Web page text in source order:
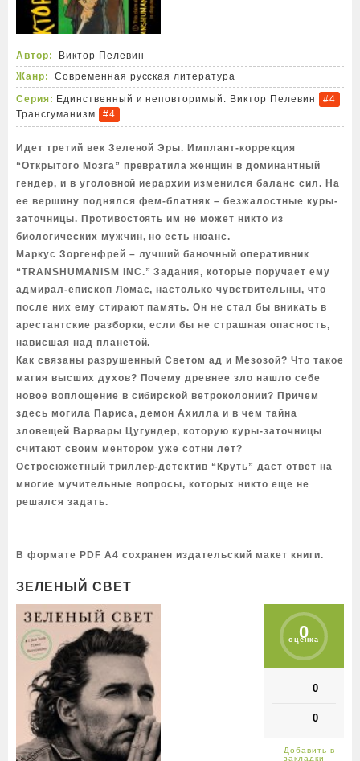
Автор:
Виктор Пелевин
Жанр:
Современная русская литература
Серия: Единственный и неповторимый. Виктор Пелевин
#4
Трансгуманизм
#4
Идет третий век Зеленой Эры. Имплант-коррекция
“Открытого Мозга” превратила женщин в доминантный
гендер, и в уголовной иерархии изменился баланс сил. На
ее вершину поднялся фем-блатняк – безжалостные куры-
заточницы. Противостоять им не может никто из
биологических мужчин, но есть нюанс.
Маркус Зоргенфрей – лучший баночный оперативник
“TRANSHUMANISM INC.” Задания, которые поручает ему
адмирал-епископ Ломас, настолько чувствительны, что
после них ему стирают память. Он не стал бы вникать в
арестантские разборки, если бы не страшная опасность,
нависшая над планетой.
Как связаны разрушенный Светом ад и Мезозой? Что такое
магия высших духов? Почему древнее зло нашло себе
новое воплощение в сибирской ветроколонии? Причем
здесь могила Париса, демон Ахилла и в чем тайна
зловещей Варвары Цугундер, которую куры-заточницы
считают своим ментором уже сотни лет?
Остросюжетный триллер-детектив “Круть” даст ответ на
многие мучительные вопросы, которых никто еще не
решался задать.
В формате PDF A4 сохранен издательский макет книги.
ЗЕЛЕНЫЙ СВЕТ
0
оценка
0
0